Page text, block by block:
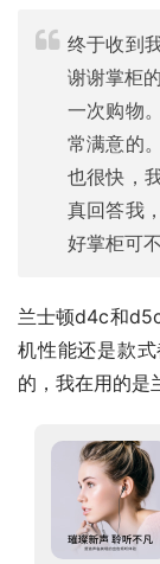
终于收到
谢谢掌柜
一次购物
常满意的
也很快，
真回答我
好掌柜可
兰士顿d4c和
机性能还是款
的，我在用的是